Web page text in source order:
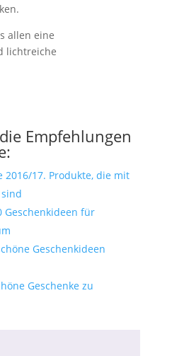
allen eine
lichtreiche
Empfehlungen
2016/17. Produkte, die mit
Geschenkideen für
Geschenkideen
Geschenke zu